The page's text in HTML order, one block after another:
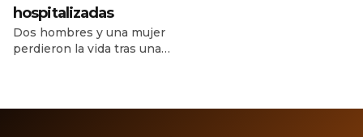
hospitalizadas
Dos hombres y una mujer
perdieron la vida tras una
hombre y una mujer
7.2 y el segundo,